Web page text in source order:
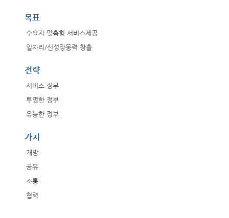
목표
수요자 맞춤형 서비스제공
일자리/신성장동력 창출
전략
서비스 정부
투명한 정부
유능한 정부
가치
개방
공유
소통
협력